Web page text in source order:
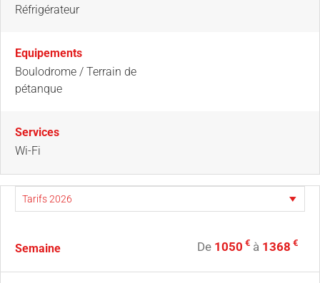
Réfrigérateur
Equipements
Boulodrome / Terrain de
pétanque
Services
Wi-Fi
Semaine De 1050 € à 1368 €